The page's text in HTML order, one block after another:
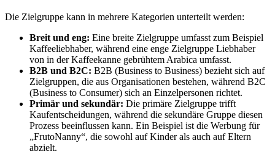
Die Zielgruppe kann in mehrere Kategorien unterteilt werden:
Breit und eng: Eine breite Zielgruppe umfasst zum Beispiel
Kaffeeliebhaber, während eine enge Zielgruppe Liebhaber
von in der Kaffeekanne gebrühtem Arabica umfasst.
B2B und B2C: B2B (Business to Business) bezieht sich auf
Zielgruppen, die aus Organisationen bestehen, während B2C
(Business to Consumer) sich an Einzelpersonen richtet.
Primär und sekundär: Die primäre Zielgruppe trifft
Kaufentscheidungen, während die sekundäre Gruppe diesen
Prozess beeinflussen kann. Ein Beispiel ist die Werbung für
„FrutoNanny“, die sowohl auf Kinder als auch auf Eltern
abzielt.